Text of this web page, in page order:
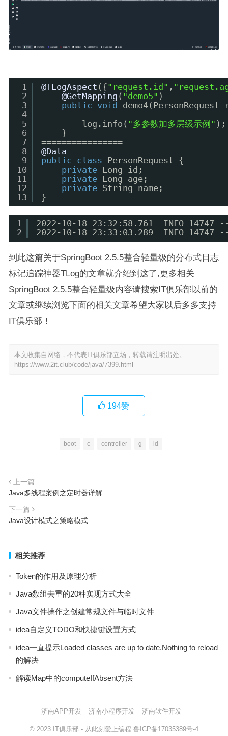
1
2
3
4
5
6
7
8
9
10
11
12
13
@TLogAspect ({"request.id" ,
@GetMapping ( "demo5" )
public
void
log.info( "多参数加多层级示例" );
}
================
@Data
public
class
PersonRequest {
private Long id;
private Long age;
private String name;
}
1
2
2022-10-18 23:32:58.761  INFO
2022-10-18 23:33:03.289  INFO
到此这篇关于SpringBoot 2.5.5整合轻量级的分布式日志
标记追踪神器TLog的文章就介绍到这了,更多相关
SpringBoot 2.5.5整合轻量级内容请搜索IT俱乐部以前的
文章或继续浏览下面的相关文章希望大家以后多多支持
IT俱乐部！
本文收集自网络，不代表IT俱乐部立场，转载请注明出处。
https://www.2it.club/code/java/7399.html
194赞
boot c controller g id
上一篇
Java多线程案例之定时器详解
下一篇
Java设计模式之策略模式
相关推荐
Token的作用及原理分析
Java数组去重的20种实现方式大全
Java文件操作之创建常规文件与临时文件
idea自定义TODO和快捷键设置方式
idea一直提示Loaded classes are up to date.Nothing to reload
的解决
解读Map中的computeIfAbsent方法
济南APP开发 济南小程序开发 济南软件开发
© 2023 IT俱乐部 - 从此刻爱上编程 鲁ICP备17035389号-4